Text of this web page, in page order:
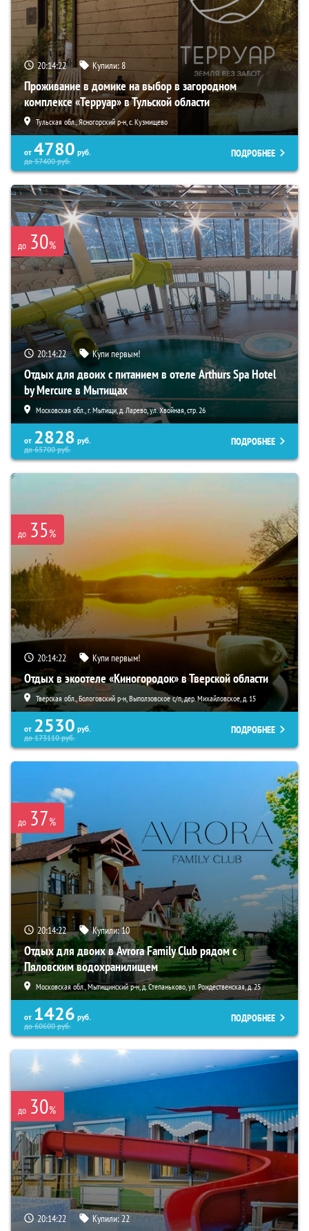
20:14:20 Купили:8
Проживание в домике на выбор в загородном
комплексе «Терруар» в Тульской области
Тульская обл., Ясногорский р-н, с. Кузмищево
от 4780 руб.
до57400руб.
ПОДРОБНЕЕ
до 30%
20:14:20 Купи первым!
Отдых для двоих с питанием в отеле Arthurs Spa Hotel
by Mercure в Мытищах
Московская обл., г. Мытищи, д. Ларево, ул. Хвойная, стр. 26
от 2828 руб.
до65700руб.
ПОДРОБНЕЕ
до 35%
20:14:20 Купи первым!
Отдых в экоотеле «Киногородок» в Тверской области
Тверская обл., Бологовский р-н, Выползовское с/п, дер. Михайловское, д. 15
от 2530 руб.
до173110руб.
ПОДРОБНЕЕ
до 37%
20:14:20 Купили:10
Отдых для двоих в Avrora Family Club рядом с
Пяловским водохранилищем
Московская обл., Мытищинский р-н, д. Степаньково, ул. Рождественская, д. 25
от 1426 руб.
до60600руб.
ПОДРОБНЕЕ
до 30%
20:14:20 Купили:22